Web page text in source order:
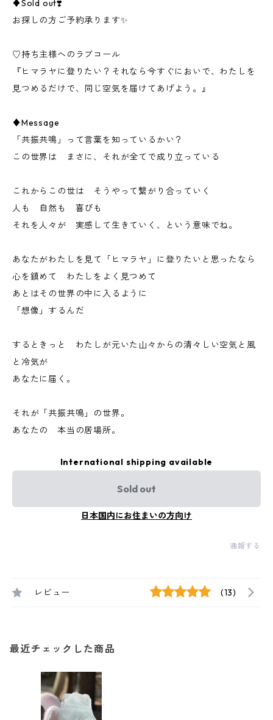
♦︎Sold out❣️
お探しの方ご予約承ります✨
♡持ち主様へのラブコール
『ヒマラヤに登りたい？それなら今すぐにおいで、わたしを
見つめるだけで、同じ空気を届けてあげよう。』
♦︎Message
「共振共鳴」って言葉を知っているかい？
この世界は まさに、それが全てで成り立っている
これからこの世は そうやって繋がり合っていく
人も 自然も 喜びも
それを人々が 実感して生きていく、という意味でね。
あなたがわたしを見て「ヒマラヤ」に登りたいと思ったなら
心を鎮めて わたしをよく見つめて
あとはその世界の中に入るように
「想像」するんだ
するときっと わたしが元いた山々からの清々しい空気と風
と冷気が
あなたに届く。
それが「共振共鳴」の世界。
あなたの 本当の居場所。
International shipping available
Sold out
日本国内にお住まいの方向け
通報する
レビュー (13)
最近チェックした商品